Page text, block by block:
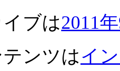
ブは2011
ンツはイ